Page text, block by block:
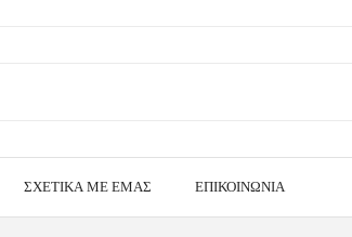
ΣΧΕΤΙΚΆ ΜΕ ΕΜΆΣ ΕΠΙΚΟΙΝΩΝΊΑ